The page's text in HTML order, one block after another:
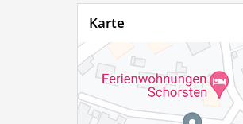
Kinder bis 12 Jahre nur in
Eine Anmeldung ist unbedingt
Lenz´n Hof
Familie Hogger
Baumannstr. 9 a
83233 Bernau am Chiemsee
Tel.: 0160-941 899 03
Karte